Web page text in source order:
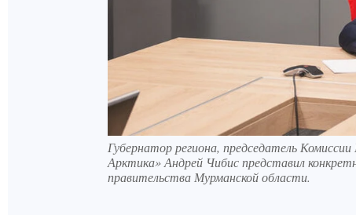
Губернатор региона, председатель
Арктика» Андрей Чибис представил
правительства Мурманской области.